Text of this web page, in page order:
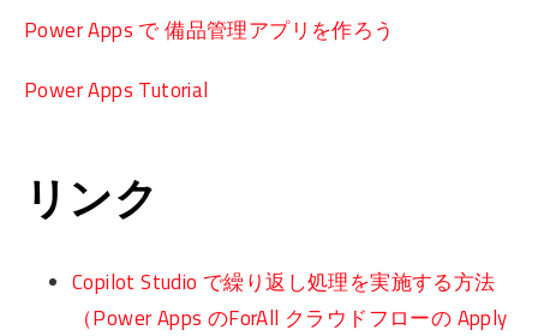
Power Apps で 備品管理アプリを作ろう
Power Apps Tutorial
リンク
Copilot Studio で繰り返し処理を実施する方法
（Power Apps のForAll クラウドフローの Apply